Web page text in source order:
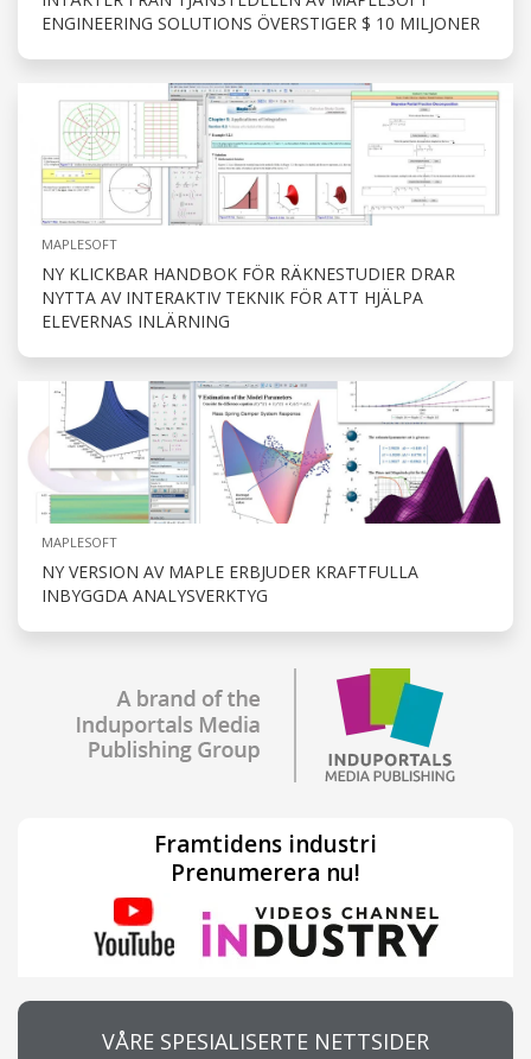
ENGINEERING SOLUTIONS ÖVERSTIGER $ 10 MILJONER
MAPLESOFT
NY KLICKBAR HANDBOK FÖR RÄKNESTUDIER DRAR
NYTTA AV INTERAKTIV TEKNIK FÖR ATT HJÄLPA
ELEVERNAS INLÄRNING
MAPLESOFT
NY VERSION AV MAPLE ERBJUDER KRAFTFULLA
INBYGGDA ANALYSVERKTYG
Framtidens industri
Prenumerera nu!
VÅRE SPESIALISERTE NETTSIDER